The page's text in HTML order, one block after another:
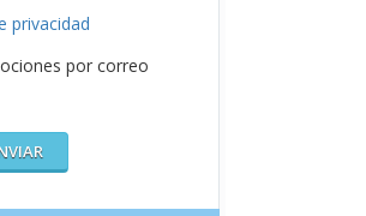
privacidad
por correo